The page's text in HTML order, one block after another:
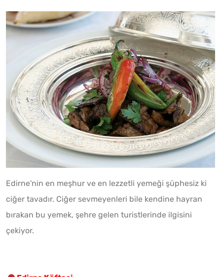
Edirne'nin en meşhur ve en lezzetli yemeği şüphesiz ki
ciğer tavadır. Ciğer sevmeyenleri bile kendine hayran
bırakan bu yemek, şehre gelen turistlerinde ilgisini
çekiyor.